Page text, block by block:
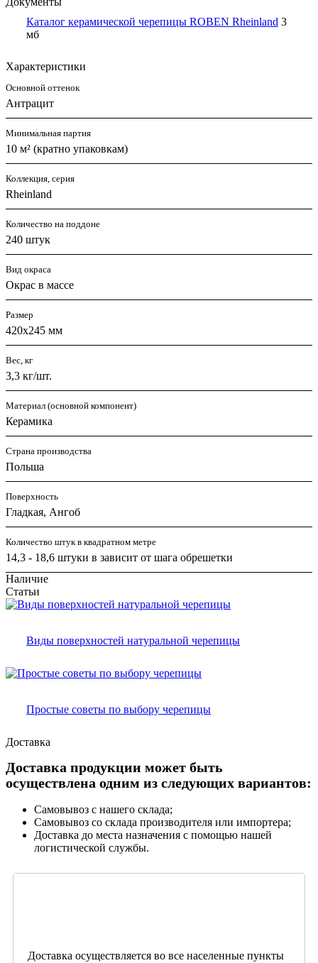
Каталог керамической черепицы ROBEN Rheinland 3
мб
Характеристики
Основной оттенок
Антрацит
Минимальная партия
10 м² (кратно упаковкам)
Коллекция, серия
Rheinland
Количество на поддоне
240 штук
Вид окраса
Окрас в массе
Размер
420х245 мм
Вес, кг
3,3 кг/шт.
Материал (основной компонент)
Керамика
Страна производства
Польша
Поверхность
Гладкая, Ангоб
Количество штук в квадратном метре
14,3 - 18,6 штуки в зависит от шага обрешетки
Наличие
Статьи
Виды поверхностей натуральной черепицы
Простые советы по выбору черепицы
Доставка
Доставка продукции может быть
осуществлена одним из следующих вариантов:
Самовывоз с нашего склада;
Самовывоз со склада производителя или импортера;
Доставка до места назначения с помощью нашей
логистической службы.
Доставка осуществляется во все населенные пункты